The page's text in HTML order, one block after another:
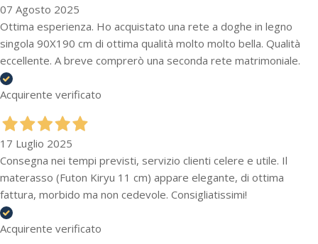
07 Agosto 2025
Ottima esperienza. Ho acquistato una rete a doghe in legno
singola 90X190 cm di ottima qualità molto molto bella. Qualità
eccellente. A breve comprerò una seconda rete matrimoniale.
Acquirente verificato
17 Luglio 2025
Consegna nei tempi previsti, servizio clienti celere e utile. Il
materasso (Futon Kiryu 11 cm) appare elegante, di ottima
fattura, morbido ma non cedevole. Consigliatissimi!
Acquirente verificato